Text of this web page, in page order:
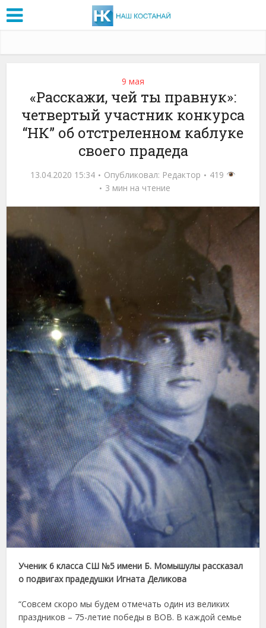
9 мая
«Расскажи, чей ты правнук»:
четвертый участник конкурса
“НК” об отстреленном каблуке
своего прадеда
13.04.2020 15:34 Опубликовал: Редактор
419
3 мин на чтение
Ученик 6 класса СШ №5 имени Б. Момышулы рассказал
о подвигах прадедушки Игната Деликова
“Совсем скоро мы будем отмечать один из великих
праздников – 75-летие победы в ВОВ. В каждой семье